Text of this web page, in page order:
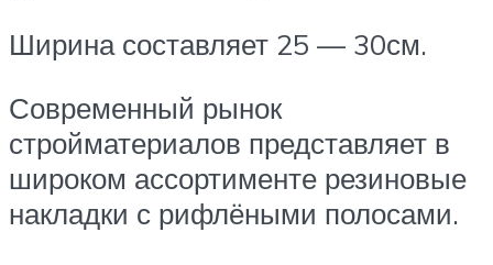
Ширина составляет 25 — 30см.
Современный рынок
стройматериалов представляет в
широком ассортименте резиновые
накладки с рифлёными полосами.